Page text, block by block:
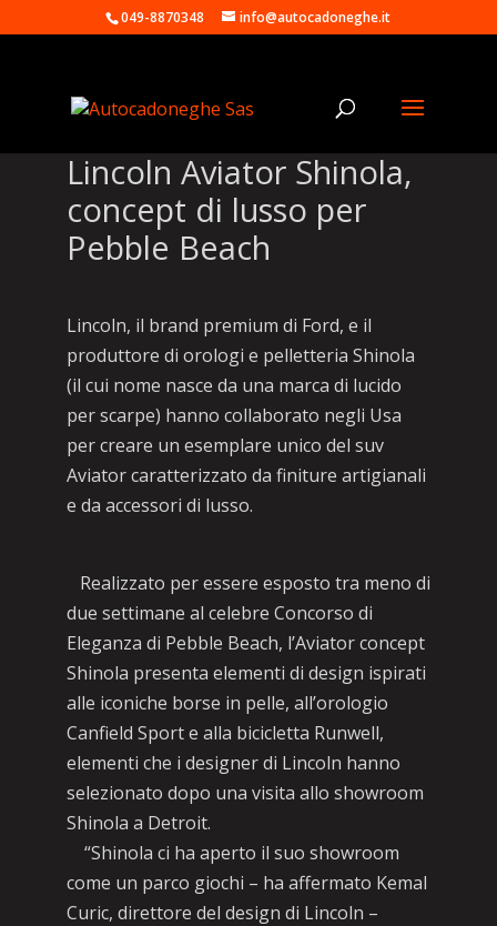
049-8870348 info@autocadoneghe.it
Lincoln Aviator Shinola,
concept di lusso per
Pebble Beach
Lincoln, il brand premium di Ford, e il
produttore di orologi e pelletteria Shinola
(il cui nome nasce da una marca di lucido
per scarpe) hanno collaborato negli Usa
per creare un esemplare unico del suv
Aviator caratterizzato da finiture artigianali
e da accessori di lusso.
Realizzato per essere esposto tra meno di
due settimane al celebre Concorso di
Eleganza di Pebble Beach, l’Aviator concept
Shinola presenta elementi di design ispirati
alle iconiche borse in pelle, all’orologio
Canfield Sport e alla bicicletta Runwell,
elementi che i designer di Lincoln hanno
selezionato dopo una visita allo showroom
Shinola a Detroit.
“Shinola ci ha aperto il suo showroom
come un parco giochi – ha affermato Kemal
Curic, direttore del design di Lincoln –